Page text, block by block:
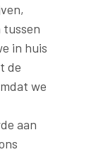
tussen
in huis
de
we
aan